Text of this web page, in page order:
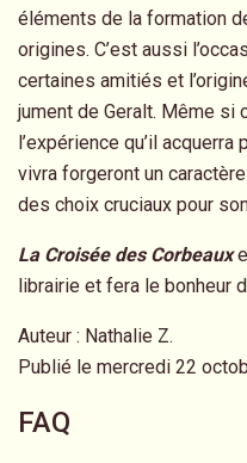
éléments de la formation
origines. C’est aussi
certaines amitiés et
jument de Geralt. Même si
l’expérience qu’il
vivra forgeront un
des choix cruciaux pour
La Croisée des Corbeaux
librairie et fera le bonheur
Auteur : Nathalie Z.
Publié le mercredi 22
FAQ